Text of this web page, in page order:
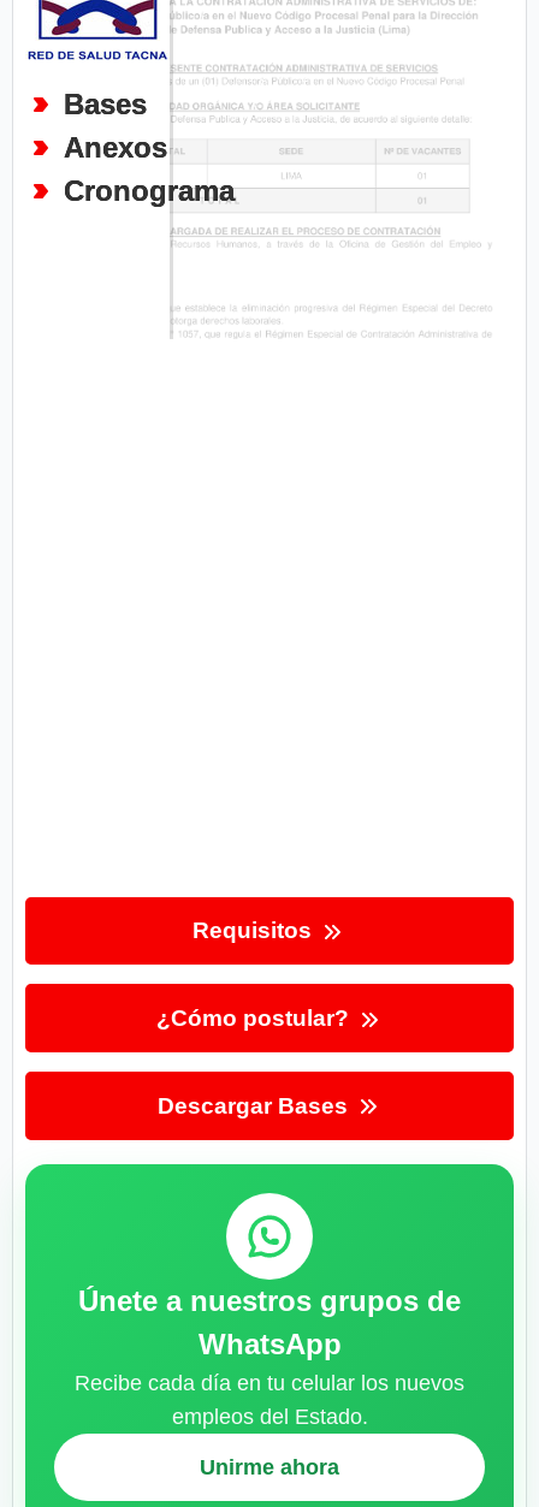
Bases
Anexos
Cronograma
Requisitos
¿Cómo postular?
Descargar Bases
Únete a nuestros grupos de
WhatsApp
Recibe cada día en tu celular los nuevos
empleos del Estado.
Unirme ahora